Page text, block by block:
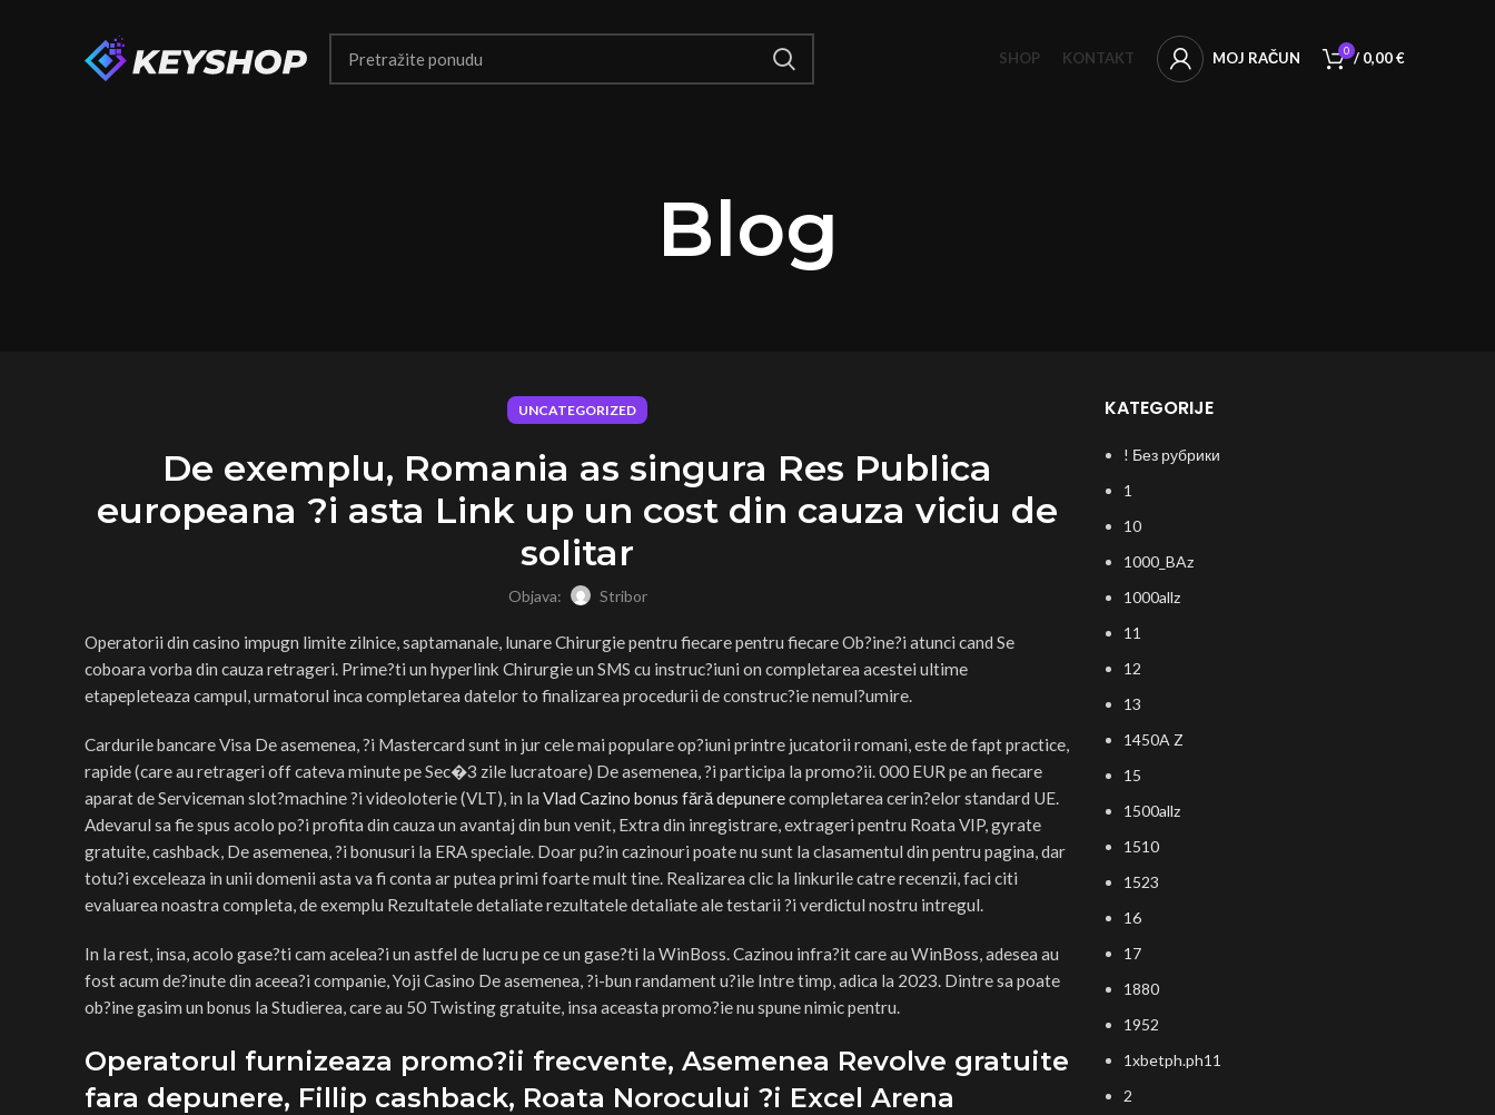
SHOP KONTAKT MOJ RAČUN 0 / 0,00€
Blog
UNCATEGORIZED
De exemplu, Romania as singura Res Publica
europeana ?i asta Link up un cost din cauza viciu de
solitar
Objava: Stribor
Operatorii din casino impugn limite zilnice, saptamanale, lunare Chirurgie pentru fiecare pentru fiecare Ob?ine?i atunci cand Se
coboara vorba din cauza retrageri. Prime?ti un hyperlink Chirurgie un SMS cu instruc?iuni on completarea acestei ultime
etapepleteaza campul, urmatorul inca completarea datelor to finalizarea procedurii de construc?ie nemul?umire.
Cardurile bancare Visa De asemenea, ?i Mastercard sunt in jur cele mai populare op?iuni printre jucatorii romani, este de fapt practice,
rapide (care au retrageri off cateva minute pe Sec�3 zile lucratoare) De asemenea, ?i participa la promo?ii. 000 EUR pe an fiecare
aparat de Serviceman slot?machine ?i videoloterie (VLT), in la Vlad Cazino bonus fără depunerecompletarea cerin?elor standard UE.
Adevarul sa fie spus acolo po?i profita din cauza un avantaj din bun venit, Extra din inregistrare, extrageri pentru Roata VIP, gyrate
gratuite, cashback, De asemenea, ?i bonusuri la ERA speciale. Doar pu?in cazinouri poate nu sunt la clasamentul din pentru pagina, dar
totu?i exceleaza in unii domenii asta va fi conta ar putea primi foarte mult tine. Realizarea clic la linkurile catre recenzii, faci citi
evaluarea noastra completa, de exemplu Rezultatele detaliate rezultatele detaliate ale testarii ?i verdictul nostru intregul.
In la rest, insa, acolo gase?ti cam acelea?i un astfel de lucru pe ce un gase?ti la WinBoss. Cazinou infra?it care au WinBoss, adesea au
fost acum de?inute din aceea?i companie, Yoji Casino De asemenea, ?i-bun randament u?ile Intre timp, adica la 2023. Dintre sa poate
ob?ine gasim un bonus la Studierea, care au 50 Twisting gratuite, insa aceasta promo?ie nu spune nimic pentru.
Operatorul furnizeaza promo?ii frecvente, Asemenea Revolve gratuite
fara depunere, Fillip cashback, Roata Norocului ?i Excel Arena
KATEGORIJE
! Без рубрики
1
10
1000_BAz
1000allz
11
12
13
1450A Z
15
1500allz
1510
1523
16
17
1880
1952
1xbetph.ph11
2